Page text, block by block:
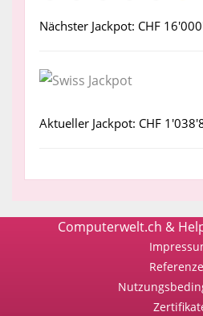
Nächster Jackpot: CHF
Aktueller Jackpot: CHF
Computerwelt.ch &